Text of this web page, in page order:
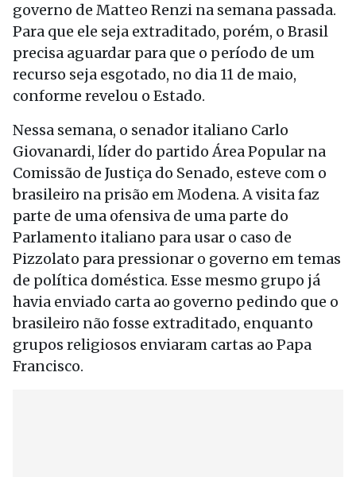
governo de Matteo Renzi na semana passada.
Para que ele seja extraditado, porém, o Brasil
precisa aguardar para que o período de um
recurso seja esgotado, no dia 11 de maio,
conforme revelou o Estado.
Nessa semana, o senador italiano Carlo
Giovanardi, líder do partido Área Popular na
Comissão de Justiça do Senado, esteve com o
brasileiro na prisão em Modena. A visita faz
parte de uma ofensiva de uma parte do
Parlamento italiano para usar o caso de
Pizzolato para pressionar o governo em temas
de política doméstica. Esse mesmo grupo já
havia enviado carta ao governo pedindo que o
brasileiro não fosse extraditado, enquanto
grupos religiosos enviaram cartas ao Papa
Francisco.